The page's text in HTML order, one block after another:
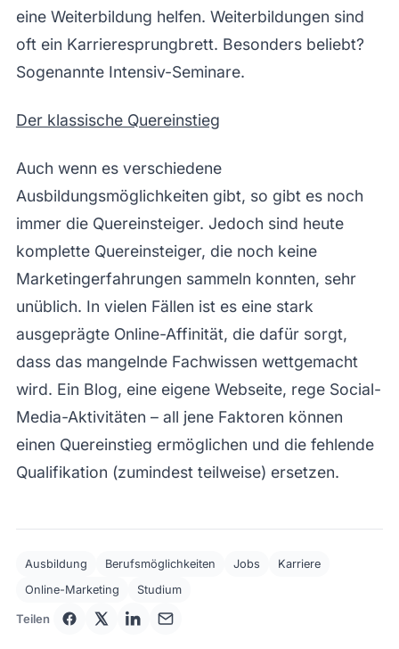
eine Weiterbildung helfen. Weiterbildungen sind
oft ein Karrieresprungbrett. Besonders beliebt?
Sogenannte Intensiv-Seminare.
Der klassische Quereinstieg
Auch wenn es verschiedene
Ausbildungsmöglichkeiten gibt, so gibt es noch
immer die Quereinsteiger. Jedoch sind heute
komplette Quereinsteiger, die noch keine
Marketingerfahrungen sammeln konnten, sehr
unüblich. In vielen Fällen ist es eine stark
ausgeprägte Online-Affinität, die dafür sorgt,
dass das mangelnde Fachwissen wettgemacht
wird. Ein Blog, eine eigene Webseite, rege Social-
Media-Aktivitäten – all jene Faktoren können
einen Quereinstieg ermöglichen und die fehlende
Qualifikation (zumindest teilweise) ersetzen.
Ausbildung Berufsmöglichkeiten Jobs
Karriere
Online-Marketing
Studium
Teilen